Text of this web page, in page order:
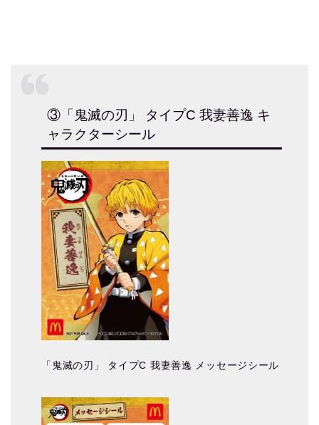
③「鬼滅の刃」 タイプC 我妻善逸 キ
ャラクターシール
「鬼滅の刃」 タイプC 我妻善逸 メッセージシール